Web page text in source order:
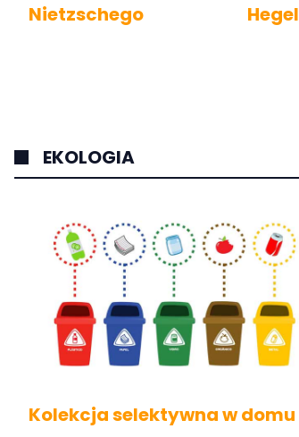
Nietzschego Hegel
EKOLOGIA
Kolekcja selektywna w domu